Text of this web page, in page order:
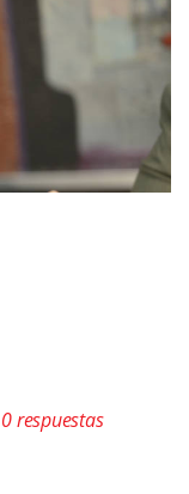
0 respuestas